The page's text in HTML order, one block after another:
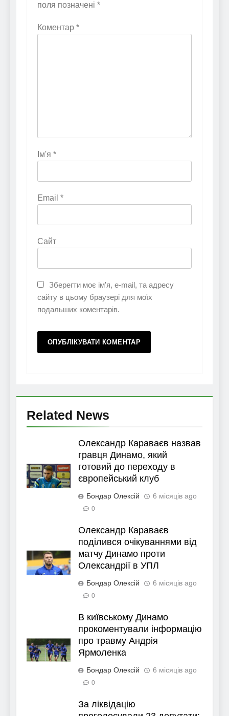
поля позначені *
Коментар *
Ім'я *
Email *
Сайт
Зберегти моє ім'я, e-mail, та адресу
сайту в цьому браузері для моїх
подальших коментарів.
Related News
Олександр Караваєв назвав
гравця Динамо, який
готовий до переходу в
європейський клуб
Бондар Олексій 6 місяців ago
0
Олександр Караваєв
поділився очікуваннями від
матчу Динамо проти
Олександрії в УПЛ
Бондар Олексій 6 місяців ago
0
В київському Динамо
прокоментували інформацію
про травму Андрія
Ярмоленка
Бондар Олексій 6 місяців ago
0
За ліквідацію